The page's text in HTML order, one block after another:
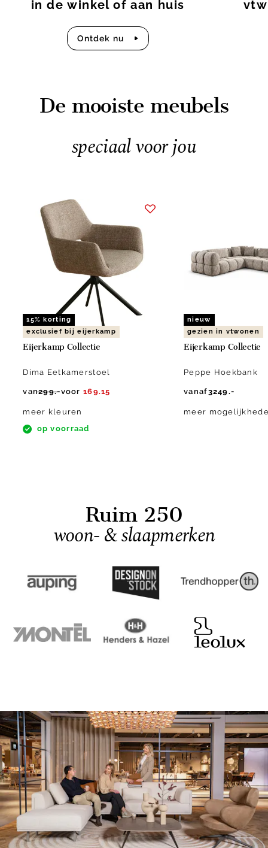
in de winkel of aan huis
Ontdek nu
De mooiste meubels
speciaal voor jou
15% korting
exclusief bij eijerkamp
Eijerkamp Collectie
Dima Eetkamerstoel
van299.-voor 169.15
meer kleuren
op voorraad
nieuw
gezien in vtwonen
Eijerkamp Collectie
Peppe Hoekbank
vanaf3249.-
meer
Ruim 250
woon- & slaapmerken
11